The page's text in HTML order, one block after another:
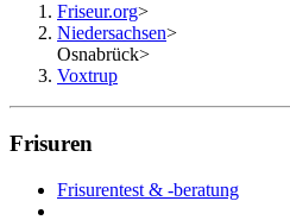
Friseur.org>
Niedersachsen>
Osnabrück>
Voxtrup
Frisuren
Frisurentest & -beratung